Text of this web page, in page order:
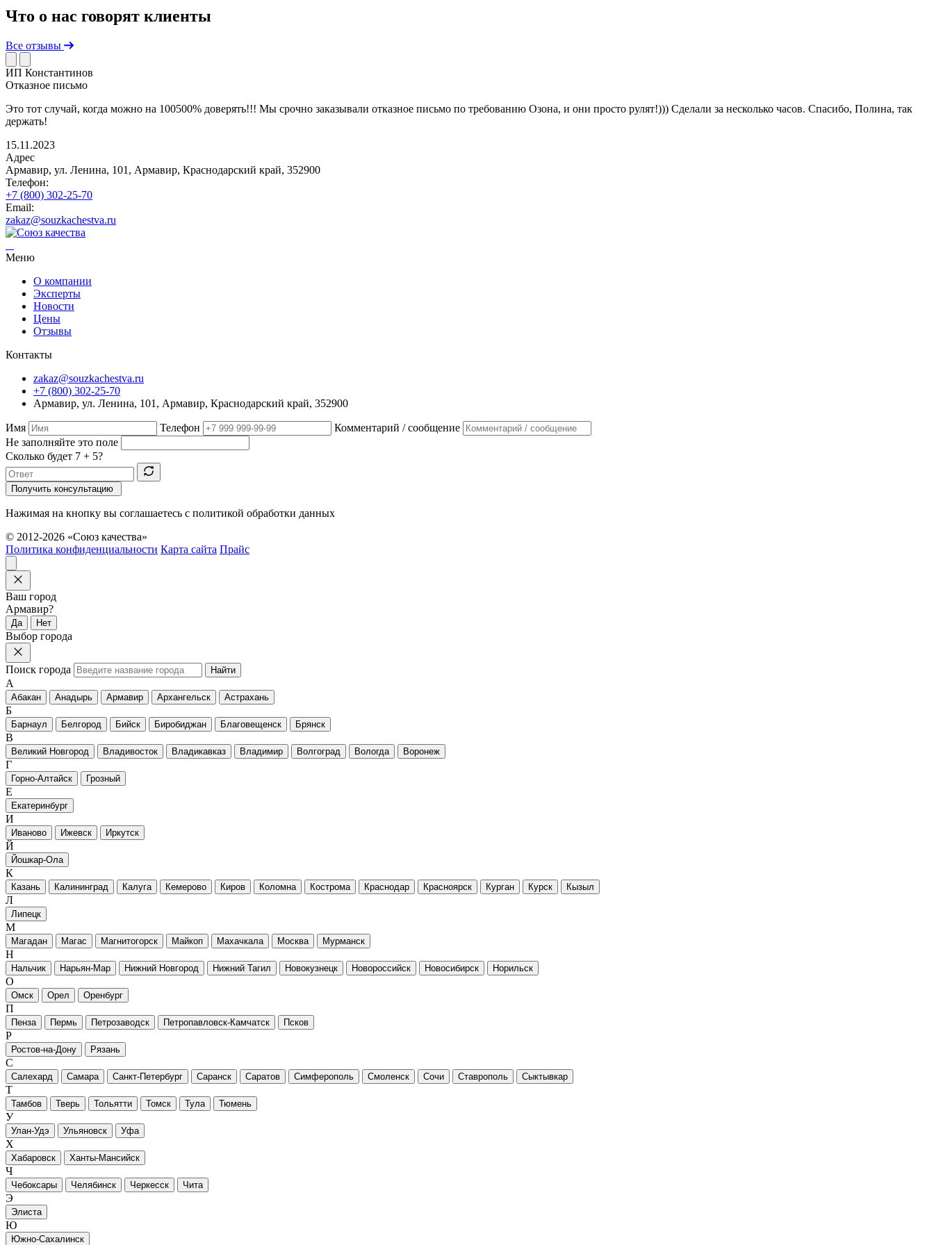
Что о нас говорят клиенты
Все отзывы
ИП Константинов
Отказное письмо
Это тот случай, когда можно на 100500% доверять!!! Мы срочно заказывали отказное письмо по требованию Озона, и они просто рулят!))) Сделали за несколько часов. Спасибо, Полина, так
держать!
15.11.2023
Адрес
Армавир, ул. Ленина, 101, Армавир, Краснодарский край, 352900
Телефон:
+7 (800) 302-25-70
Email:
zakaz@souzkachestva.ru
Меню
О компании
Эксперты
Новости
Цены
Отзывы
Контакты
zakaz@souzkachestva.ru
+7 (800) 302-25-70
Армавир, ул. Ленина, 101, Армавир, Краснодарский край, 352900
Имя Телефон
Комментарий / сообщение
Не заполняйте это поле
Сколько будет 7 + 5?
Получить консультацию
Нажимая на кнопку вы соглашаетесь с политикой обработки данных
© 2012-2026 «Союз качества»
Политика конфиденциальности Карта сайта Прайс
Ваш город
Армавир?
Да Нет
Выбор города
Поиск города Найти
А
Абакан Анадырь Армавир Архангельск Астрахань
Б
Барнаул Белгород Бийск Биробиджан Благовещенск Брянск
В
Великий Новгород Владивосток Владикавказ Владимир Волгоград Вологда Воронеж
Г
Горно-Алтайск Грозный
Е
Екатеринбург
И
Иваново Ижевск Иркутск
Й
Йошкар-Ола
К
Казань Калининград Калуга Кемерово Киров Коломна Кострома Краснодар Красноярск Курган Курск Кызыл
Л
Липецк
М
Магадан Магас Магнитогорск Майкоп Махачкала Москва Мурманск
Н
Нальчик Нарьян-Мар Нижний Новгород Нижний Тагил Новокузнецк Новороссийск Новосибирск Норильск
О
Омск Орел Оренбург
П
Пенза Пермь Петрозаводск Петропавловск-Камчатск Псков
Р
Ростов-на-Дону Рязань
С
Салехард Самара Санкт-Петербург Саранск Саратов Симферополь Смоленск Сочи Ставрополь Сыктывкар
Т
Тамбов Тверь Тольятти Томск Тула Тюмень
У
Улан-Удэ Ульяновск Уфа
Х
Хабаровск Ханты-Мансийск
Ч
Чебоксары Челябинск Черкесск Чита
Э
Элиста
Ю
Южно-Сахалинск